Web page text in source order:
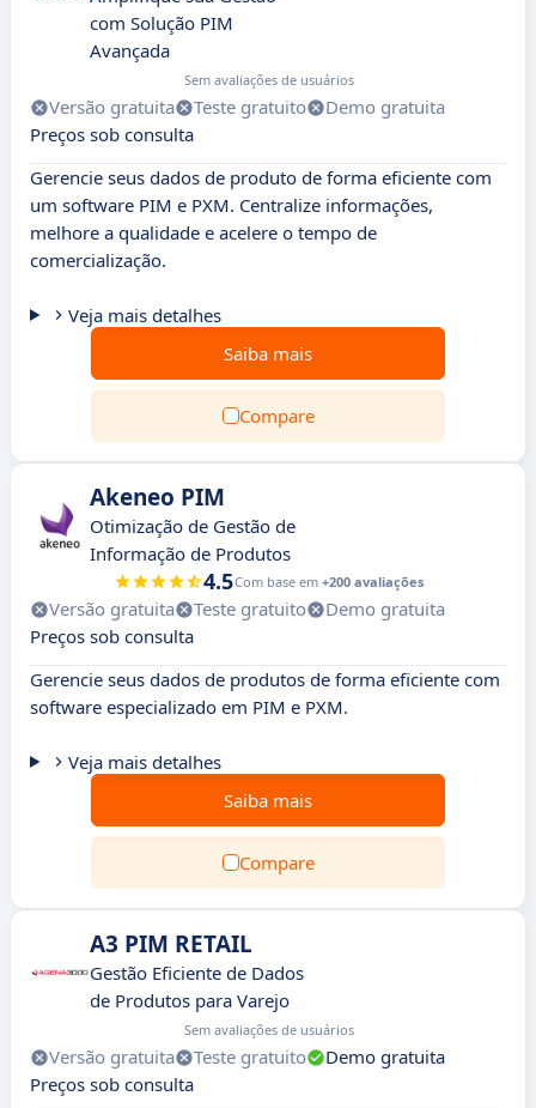
com Solução PIM
Avançada
Sem avaliações de usuários
Versão gratuita Teste gratuito
Demo gratuita
Preços sob consulta
Gerencie seus dados de produto de forma eficiente com
um software PIM e PXM. Centralize informações,
melhore a qualidade e acelere o tempo de
comercialização.
Veja mais detalhes
Saiba mais
Compare
Akeneo PIM
Otimização de Gestão de
Informação de Produtos
4.5Com base em +200 avaliações
Versão gratuita Teste gratuito
Demo gratuita
Preços sob consulta
Gerencie seus dados de produtos de forma eficiente com
software especializado em PIM e PXM.
Veja mais detalhes
Saiba mais
Compare
A3 PIM RETAIL
Gestão Eficiente de Dados
de Produtos para Varejo
Sem avaliações de usuários
Versão gratuita Teste gratuito
Demo gratuita
Preços sob consulta